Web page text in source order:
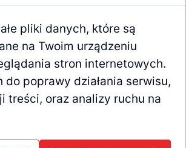
CENTRALNY - BIURO
8, 96-100 Skierniewice
17, 47-460 Chałupki
REGON: 529138186
NIP: 6392033031
pliki danych, które są
na Twoim urządzeniu
stron internetowych.
do poprawy działania serwisu,
treści, oraz analizy ruchu na